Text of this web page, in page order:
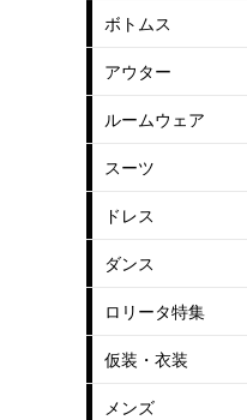
ボトムス
アウター
ルームウェア
スーツ
ドレス
ダンス
ロリータ特集
仮装・衣装
メンズ